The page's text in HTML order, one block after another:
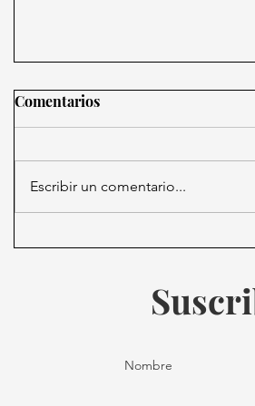
Comentarios
Escribir un comentario...
Nombre